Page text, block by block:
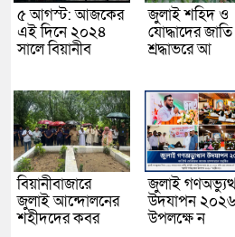
৫ আগস্ট: আজকের
এই দিনে ২০২৪
সালে বিয়ানীব
জুলাই শহিদ ও
যোদ্ধাদের জাতি
শ্রদ্ধাভরে আ
বিয়ানীবাজারে
জুলাই আন্দোলনের
শহীদদের কবর
জুলাই
উদযাপন ২০২৬
উপলক্ষে ন